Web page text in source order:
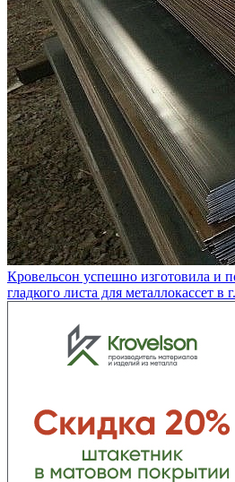
Кровельсон успешно изготовила и
гладкого листа для металлокассет в